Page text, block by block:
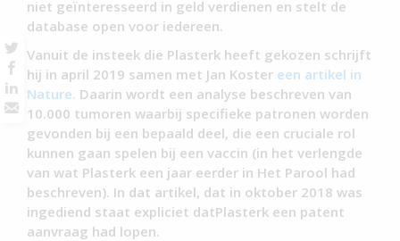
niet geïnteresseerd in geld verdienen en stelt de
database open voor iedereen.
Vanuit de insteek die Plasterk heeft gekozen schrijft
hij in april 2019 samen met Jan Koster een artikel in
Nature. Daarin wordt een analyse beschreven van
10.000 tumoren waarbij specifieke patronen worden
gevonden bij een bepaald deel, die een cruciale rol
kunnen gaan spelen bij een vaccin (in het verlengde
van wat Plasterk een jaar eerder in Het Parool had
beschreven). In dat artikel, dat in oktober 2018 was
ingediend staat expliciet datPlasterk een patent
aanvraag had lopen.